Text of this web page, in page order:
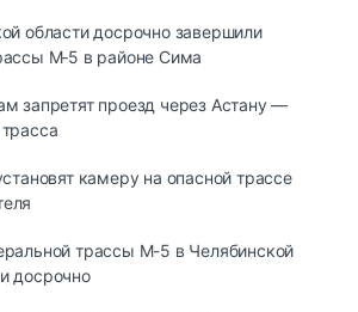
области досрочно завершили
М‑5 в районе Сима
запретят проезд через Астану —
камеру на опасной трассе
трассы М-5 в Челябинской
досрочно